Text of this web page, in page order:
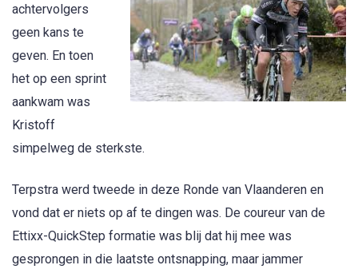
achtervolgers
geen kans te
geven. En toen
het op een sprint
aankwam was
Kristoff
simpelweg de sterkste.
Terpstra werd tweede in deze Ronde van Vlaanderen en
vond dat er niets op af te dingen was. De coureur van de
Ettixx-QuickStep formatie was blij dat hij mee was
gesprongen in die laatste ontsnapping, maar jammer